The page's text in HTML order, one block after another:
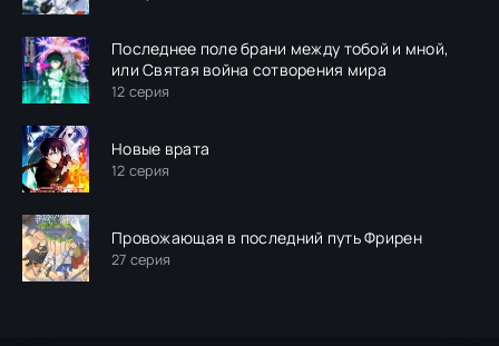
Последнее поле брани между тобой и мной,
или Святая война сотворения мира
12 серия
Новые врата
12 серия
Провожающая в последний путь Фрирен
27 серия